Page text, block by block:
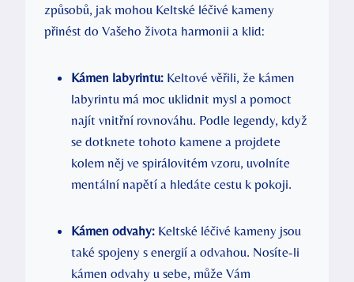
způsobů, jak mohou Keltské léčivé kameny
přinést do Vašeho života harmonii a klid:
Kámen labyrintu: Keltové věřili, že kámen
labyrintu má moc uklidnit mysl a pomoct
najít vnitřní rovnováhu. Podle legendy, když
se dotknete tohoto kamene a projdete
kolem něj ve spirálovitém vzoru, uvolníte
mentální napětí a hledáte cestu k pokoji.
Kámen odvahy: Keltské léčivé kameny jsou
také spojeny s energií a odvahou. Nosíte-li
kámen odvahy u sebe, může Vám